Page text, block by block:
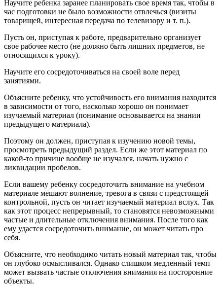
Научите ребенка заранее планировать свое время так, чтобы в
час подготовки не было возможности отвлечься (визиты
товарищей, интересная передача по телевизору и т. п.).
Пусть он, приступая к работе, предварительно организует
свое рабочее место (не должно быть лишних предметов, не
относящихся к уроку).
Научите его сосредоточиваться на своей воле перед
занятиями.
Объясните ребенку, что устойчивость его внимания находится
в зависимости от того, насколько хорошо он понимает
изучаемый материал (понимание основывается на знании
предыдущего материала).
Поэтому он должен, приступая к изучению новой темы,
просмотреть предыдущий раздел. Если же этот материал по
какой-то причине вообще не изучался, начать нужно с
ликвидации пробелов.
Если вашему ребенку сосредоточить внимание на учебном
материале мешают волнение, тревога в связи с предстоящей
контрольной, пусть он читает изучаемый материал вслух. Так
как этот процесс непрерывный, то становятся невозможными
частые и длительные отключения внимания. После того как
ему удастся сосредоточить внимание, он может читать про
себя.
Объясните, что необходимо читать новый материал так, чтобы
он глубоко осмысливался. Однако слишком медленный темп
может вызвать частые отключения внимания на посторонние
объекты.